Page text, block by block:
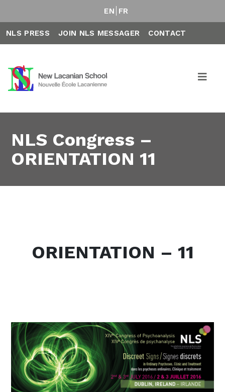
EN FR
NLS PRESS JOIN NLS MESSAGER CONTACT
NLS Congress –
ORIENTATION 11
ORIENTATION – 11